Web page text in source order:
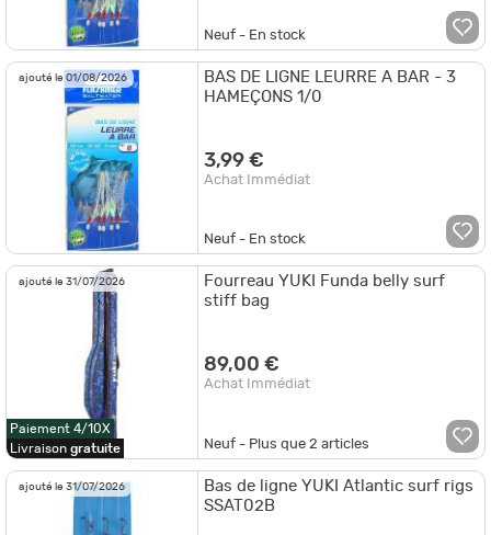
Neuf - En stock
ajouté le 01/08/2026
BAS DE LIGNE LEURRE A BAR - 3
HAMEÇONS 1/0
3,99 €
Achat Immédiat
Neuf - En stock
ajouté le 31/07/2026
Paiement 4/10X
Livraison gratuite
Fourreau YUKI Funda belly surf
stiff bag
89,00 €
Achat Immédiat
Neuf - Plus que2 articles
ajouté le 31/07/2026
Bas de ligne YUKI Atlantic surf rigs
SSAT02B